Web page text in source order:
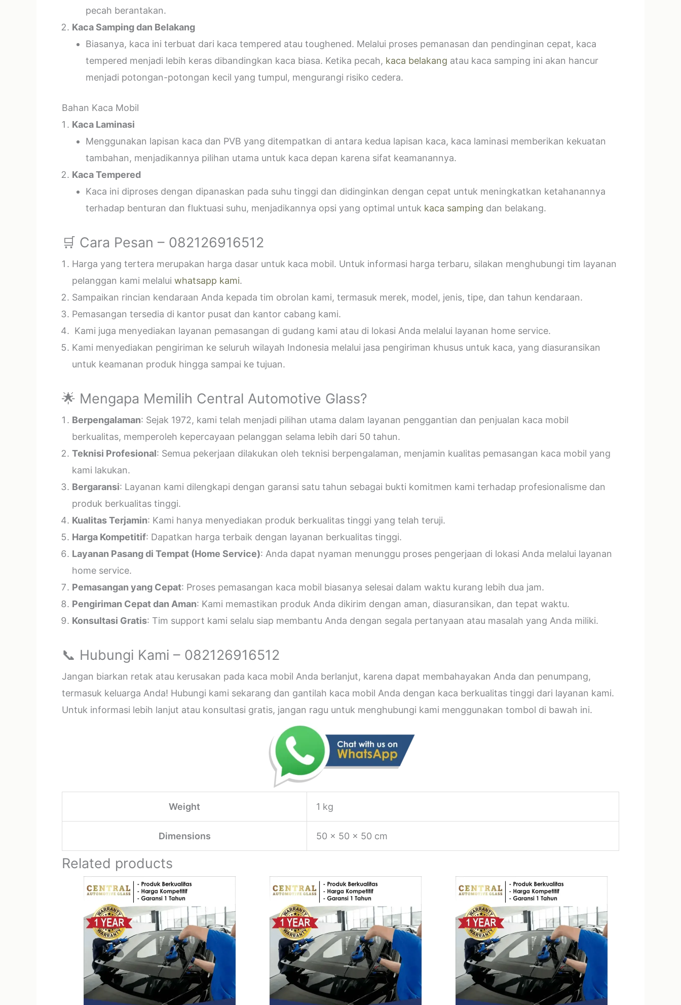
pecah berantakan.
Kaca Samping dan Belakang
Biasanya, kaca ini terbuat dari kaca tempered atau toughened. Melalui proses pemanasan dan pendinginan cepat, kaca
tempered menjadi lebih keras dibandingkan kaca biasa. Ketika pecah, kaca belakang atau kaca samping ini akan hancur
menjadi potongan-potongan kecil yang tumpul, mengurangi risiko cedera.
Bahan Kaca Mobil
Kaca Laminasi
Menggunakan lapisan kaca dan PVB yang ditempatkan di antara kedua lapisan kaca, kaca laminasi memberikan kekuatan
tambahan, menjadikannya pilihan utama untuk kaca depan karena sifat keamanannya.
Kaca Tempered
Kaca ini diproses dengan dipanaskan pada suhu tinggi dan didinginkan dengan cepat untuk meningkatkan ketahanannya
terhadap benturan dan fluktuasi suhu, menjadikannya opsi yang optimal untuk kaca samping dan belakang.
🛒 Cara Pesan – 082126916512
Harga yang tertera merupakan harga dasar untuk kaca mobil. Untuk informasi harga terbaru, silakan menghubungi tim layanan
pelanggan kami melalui whatsapp kami.
Sampaikan rincian kendaraan Anda kepada tim obrolan kami, termasuk merek, model, jenis, tipe, dan tahun kendaraan.
Pemasangan tersedia di kantor pusat dan kantor cabang kami.
Kami juga menyediakan layanan pemasangan di gudang kami atau di lokasi Anda melalui layanan home service.
Kami menyediakan pengiriman ke seluruh wilayah Indonesia melalui jasa pengiriman khusus untuk kaca, yang diasuransikan
untuk keamanan produk hingga sampai ke tujuan.
🌟 Mengapa Memilih Central Automotive Glass?
Berpengalaman: Sejak 1972, kami telah menjadi pilihan utama dalam layanan penggantian dan penjualan kaca mobil
berkualitas, memperoleh kepercayaan pelanggan selama lebih dari 50 tahun.
Teknisi Profesional: Semua pekerjaan dilakukan oleh teknisi berpengalaman, menjamin kualitas pemasangan kaca mobil yang
kami lakukan.
Bergaransi: Layanan kami dilengkapi dengan garansi satu tahun sebagai bukti komitmen kami terhadap profesionalisme dan
produk berkualitas tinggi.
Kualitas Terjamin: Kami hanya menyediakan produk berkualitas tinggi yang telah teruji.
Harga Kompetitif: Dapatkan harga terbaik dengan layanan berkualitas tinggi.
Layanan Pasang di Tempat (Home Service): Anda dapat nyaman menunggu proses pengerjaan di lokasi Anda melalui layanan
home service.
Pemasangan yang Cepat: Proses pemasangan kaca mobil biasanya selesai dalam waktu kurang lebih dua jam.
Pengiriman Cepat dan Aman: Kami memastikan produk Anda dikirim dengan aman, diasuransikan, dan tepat waktu.
Konsultasi Gratis: Tim support kami selalu siap membantu Anda dengan segala pertanyaan atau masalah yang Anda miliki.
📞 Hubungi Kami – 082126916512
Jangan biarkan retak atau kerusakan pada kaca mobil Anda berlanjut, karena dapat membahayakan Anda dan penumpang,
termasuk keluarga Anda! Hubungi kami sekarang dan gantilah kaca mobil Anda dengan kaca berkualitas tinggi dari layanan kami.
Untuk informasi lebih lanjut atau konsultasi gratis, jangan ragu untuk menghubungi kami menggunakan tombol di bawah ini.
Weight 1 kg
Dimensions 50 × 50 × 50 cm
Related products